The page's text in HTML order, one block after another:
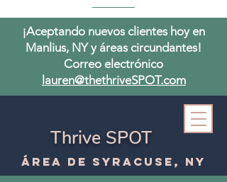
Thrive SPOT
Área de Syracuse, NY
¡Aceptando nuevos clientes hoy en
Manlius, NY y áreas circundantes!
Correo electrónico
lauren@thethriveSPOT.com